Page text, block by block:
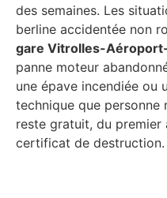
des semaines. Les
berline accidentée non
gare Vitrolles-
panne moteur
une épave incendiée ou
technique que personne
reste gratuit, du premier
certificat de destruction.